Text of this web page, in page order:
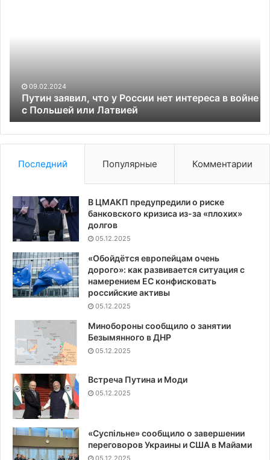
войне
Польшей
или
Латвией
09.02.2024
Путин заявил, что у России нет интереса в войне
с Польшей или Латвией
в
Последний Популярные Комментарии
В ЦМАКП предупредили о риске
банковского кризиса из-за «плохих»
долгов
05.12.2025
«Обойдётся европейцам очень
дорого»: как развивается ситуация с
намерением ЕС конфисковать
российские активы
05.12.2025
Минобороны сообщило о занятии
Безымянного в ДНР
05.12.2025
Встреча Путина и Моди
05.12.2025
«Суспiльне» сообщило о завершении
переговоров Украины и США в Майами
05.12.2025